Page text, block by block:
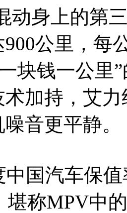
动身上的第
公里，每
块钱一公里
加持，艾
音更平静。
中国汽车保
堪称MPV中